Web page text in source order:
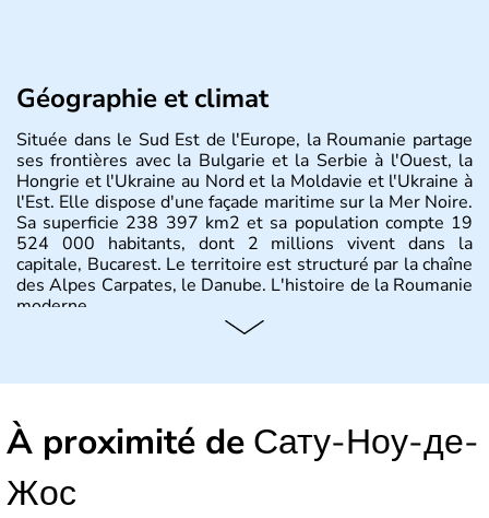
Géographie et climat
Située dans le Sud Est de l'Europe, la Roumanie partage
ses frontières avec la Bulgarie et la Serbie à l'Ouest, la
Hongrie et l'Ukraine au Nord et la Moldavie et l'Ukraine à
l'Est. Elle dispose d'une façade maritime sur la Mer Noire.
Sa superficie 238 397 km2 et sa population compte 19
524 000 habitants, dont 2 millions vivent dans la
capitale, Bucarest. Le territoire est structuré par la chaîne
des Alpes Carpates, le Danube. L'histoire de la Roumanie
moderne.
À proximité de Сату-Ноу-де-
Жос